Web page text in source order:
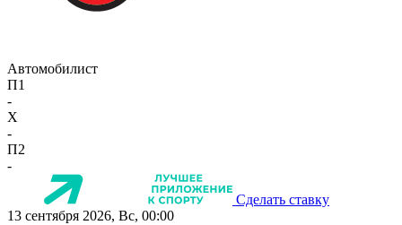
Автомобилист
П1
-
X
-
П2
-
Сделать ставку
13 сентября 2026, Вс, 00:00